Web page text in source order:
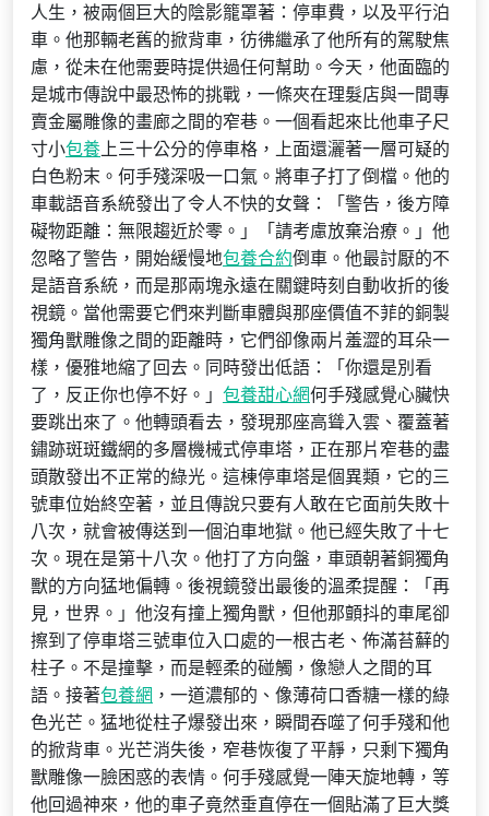
人生，被兩個巨大的陰影籠罩著：停車費，以及平行泊
車。他那輛老舊的掀背車，彷彿繼承了他所有的駕駛焦
慮，從未在他需要時提供過任何幫助。今天，他面臨的
是城市傳說中最恐怖的挑戰，一條夾在理髮店與一間專
賣金屬雕像的畫廊之間的窄巷。一個看起來比他車子尺
寸小包養上三十公分的停車格，上面還灑著一層可疑的
白色粉末。何手殘深吸一口氣。將車子打了倒檔。他的
車載語音系統發出了令人不快的女聲：「警告，後方障
礙物距離：無限趨近於零。」「請考慮放棄治療。」他
忽略了警告，開始緩慢地包養合約倒車。他最討厭的不
是語音系統，而是那兩塊永遠在關鍵時刻自動收折的後
視鏡。當他需要它們來判斷車體與那座價值不菲的銅製
獨角獸雕像之間的距離時，它們卻像兩片羞澀的耳朵一
樣，優雅地縮了回去。同時發出低語：「你還是別看
了，反正你也停不好。」 包養甜心網何手殘感覺心臟快
要跳出來了。他轉頭看去，發現那座高聳入雲、覆蓋著
鏽跡斑斑鐵網的多層機械式停車塔，正在那片窄巷的盡
頭散發出不正常的綠光。這棟停車塔是個異類，它的三
號車位始終空著，並且傳說只要有人敢在它面前失敗十
八次，就會被傳送到一個泊車地獄。他已經失敗了十七
次。現在是第十八次。他打了方向盤，車頭朝著銅獨角
獸的方向猛地偏轉。後視鏡發出最後的溫柔提醒：「再
見，世界。」他沒有撞上獨角獸，但他那顫抖的車尾卻
擦到了停車塔三號車位入口處的一根古老、佈滿苔蘚的
柱子。不是撞擊，而是輕柔的碰觸，像戀人之間的耳
語。接著包養網 ，一道濃郁的、像薄荷口香糖一樣的綠
色光芒。猛地從柱子爆發出來，瞬間吞噬了何手殘和他
的掀背車。光芒消失後，窄巷恢復了平靜，只剩下獨角
獸雕像一臉困惑的表情。何手殘感覺一陣天旋地轉，等
他回過神來，他的車子竟然垂直停在一個貼滿了巨大獎